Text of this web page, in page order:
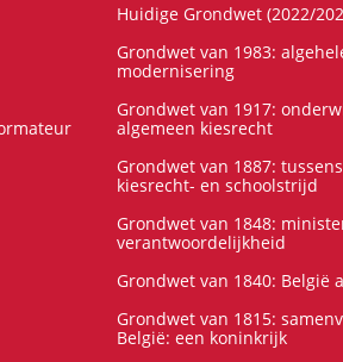
Huidige Grondwet (2022/
Grondwet van 1983:
modernisering
Grondwet van 1917:
algemeen kiesrecht
Grondwet van 1887:
kiesrecht- en schoolstrijd
Grondwet van 1848:
verantwoordelijkheid
Grondwet van 1840: België
Grondwet van 1815:
België: een koninkrijk